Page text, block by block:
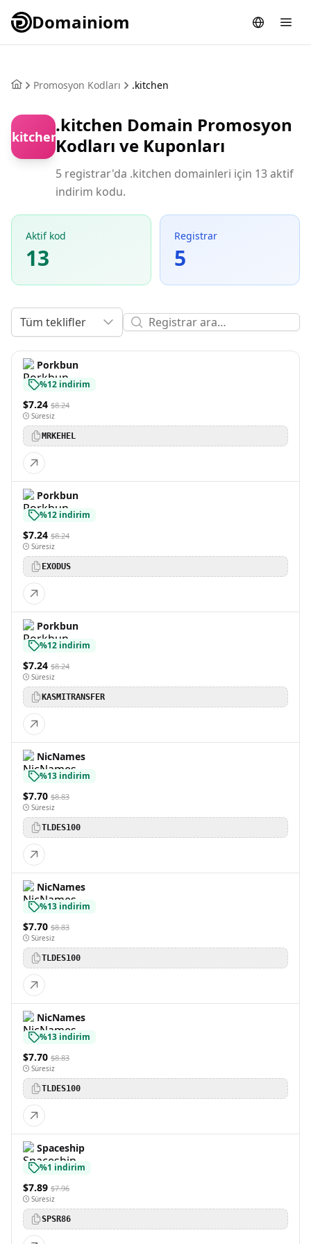
Domainiom
Promosyon Kodları .kitchen
.kitchen
.kitchen Domain Promosyon
Kodları ve Kuponları
5 registrar'da .kitchen domainleri için 13 aktif
indirim kodu.
Aktif kod
13
Registrar
5
Tüm teklifler
Porkbun
%12 indirim
$7.24 $8.24
Süresiz
MRKEHEL
Porkbun
%12 indirim
$7.24 $8.24
Süresiz
EXODUS
Porkbun
%12 indirim
$7.24 $8.24
Süresiz
KASMITRANSFER
NicNames
%13 indirim
$7.70 $8.83
Süresiz
TLDES100
NicNames
%13 indirim
$7.70 $8.83
Süresiz
TLDES100
NicNames
%13 indirim
$7.70 $8.83
Süresiz
TLDES100
Spaceship
%1 indirim
$7.89 $7.96
Süresiz
SPSR86